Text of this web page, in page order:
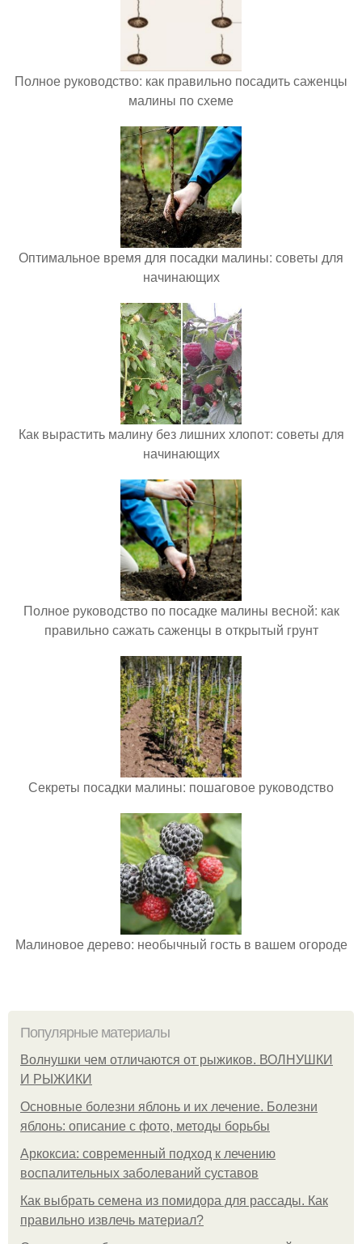
Полное руководство: как правильно посадить саженцы
малины по схеме
Оптимальное время для посадки малины: советы для
начинающих
Как вырастить малину без лишних хлопот: советы для
начинающих
Полное руководство по посадке малины весной: как
правильно сажать саженцы в открытый грунт
Секреты посадки малины: пошаговое руководство
Малиновое дерево: необычный гость в вашем огороде
Популярные материалы
Волнушки чем отличаются от рыжиков. ВОЛНУШКИ
И РЫЖИКИ
Основные болезни яблонь и их лечение. Болезни
яблонь: описание с фото, методы борьбы
Аркоксиа: современный подход к лечению
воспалительных заболеваний суставов
Как выбрать семена из помидора для рассады. Как
правильно извлечь материал?